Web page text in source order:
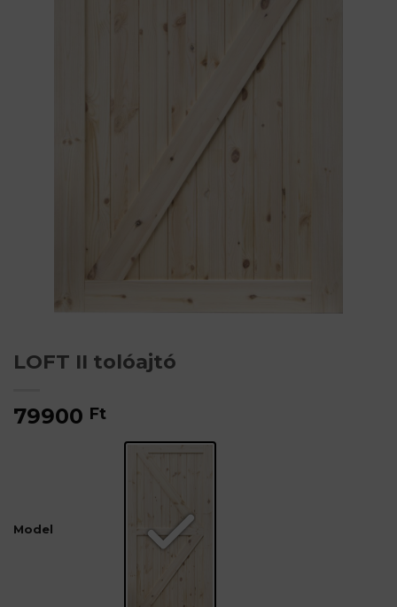
LOFT II tolóajtó
79900 Ft
Model